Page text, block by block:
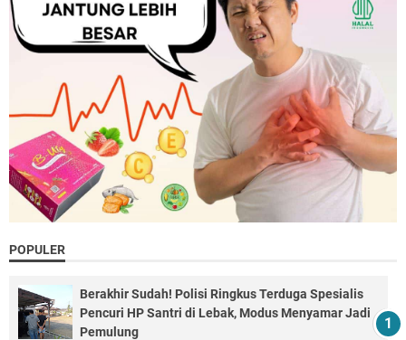
POPULER
Berakhir Sudah! Polisi Ringkus Terduga Spesialis
Pencuri HP Santri di Lebak, Modus Menyamar Jadi
Pemulung